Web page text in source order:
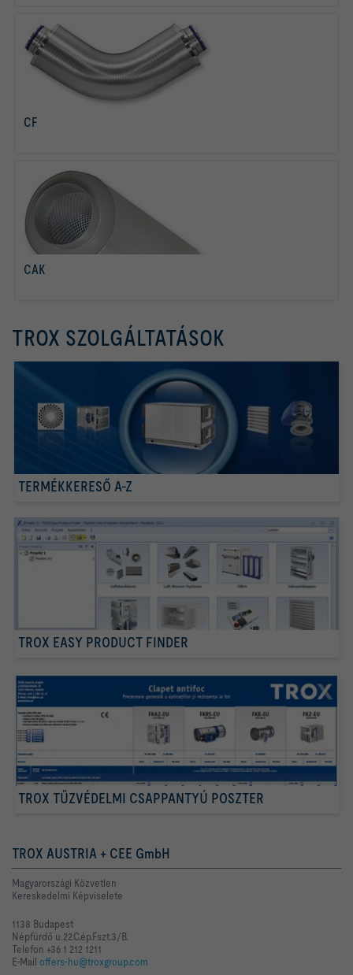
CF
CAK
TROX SZOLGÁLTATÁSOK
TERMÉKKERESŐ A-Z
TROX EASY PRODUCT FINDER
TROX TŰZVÉDELMI CSAPPANTYÚ POSZTER
TROX AUSTRIA + CEE GmbH
Magyarországi Közvetlen
Kereskedelmi Képviselete
1138 Budapest
Népfürdő u.22.C.ép.Fszt.3/B.
Telefon +36 1 212 1211
E-Mail offers-hu@troxgroup.com